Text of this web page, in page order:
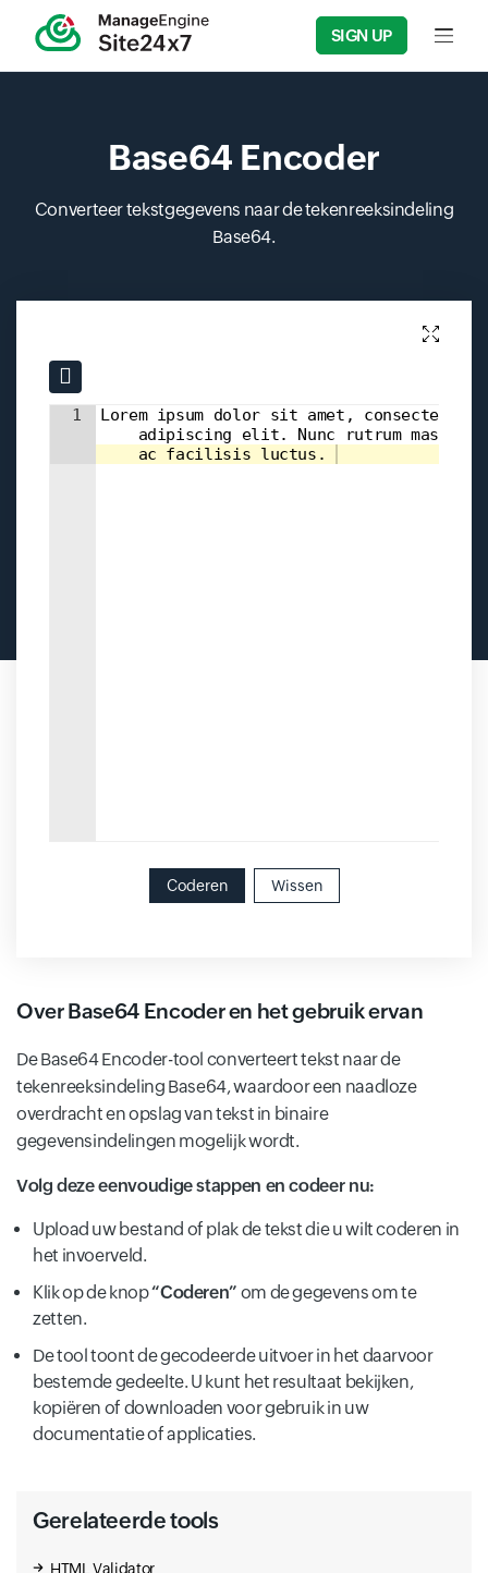
SIGN UP Input
Base64 Encoder
Converteer tekstgegevens naar de tekenreeksindeling
Base64.
Input field
Input field
1
Lorem ipsum dolor sit amet, consectetur
adipiscing elit. Nunc rutrum massa
ac facilisis luctus.
Coderen Wissen
Over Base64 Encoder en het gebruik ervan
De Base64 Encoder-tool converteert tekst naar de
tekenreeksindeling Base64, waardoor een naadloze
overdracht en opslag van tekst in binaire
gegevensindelingen mogelijk wordt.
Volg deze eenvoudige stappen en codeer nu:
Upload uw bestand of plak de tekst die u wilt coderen in
het invoerveld.
Klik op de knop“Coderen” om de gegevens om te
zetten.
De tool toont de gecodeerde uitvoer in het daarvoor
bestemde gedeelte. U kunt het resultaat bekijken,
kopiëren of downloaden voor gebruik in uw
documentatie of applicaties.
Gerelateerde tools
HTML Validator